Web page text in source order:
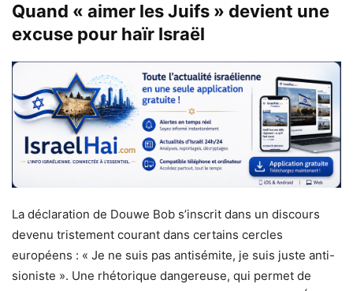
Quand « aimer les Juifs » devient une
excuse pour haïr Israël
La déclaration de Douwe Bob s’inscrit dans un discours
devenu tristement courant dans certains cercles
européens : « Je ne suis pas antisémite, je suis juste anti-
sioniste ». Une rhétorique dangereuse, qui permet de